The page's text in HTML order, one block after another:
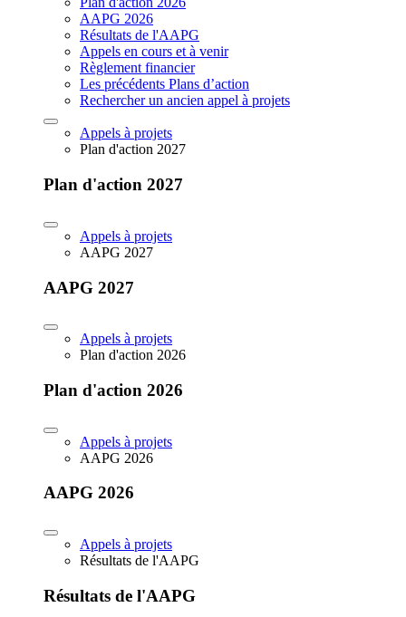
AAPG 2026
Résultats de l'AAPG
Appels en cours et à venir
Règlement financier
Les précédents Plans d’action
Rechercher un ancien appel à projets
Appels à projets
Plan d'action 2027
Plan d'action 2027
Appels à projets
AAPG 2027
AAPG 2027
Appels à projets
Plan d'action 2026
Plan d'action 2026
Appels à projets
AAPG 2026
AAPG 2026
Appels à projets
Résultats de l'AAPG
Résultats de l'AAPG